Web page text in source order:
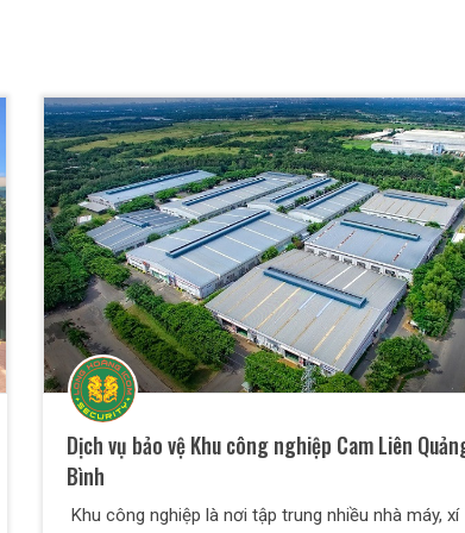
Dịch vụ bảo vệ Khu công nghiệp Cam Liên
Bình
Khu công nghiệp là nơi tập trung nhiều nhà máy, xí